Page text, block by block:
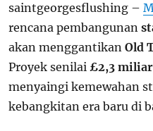
saintgeorgesflushing –
rencana pembangunan
akan menggantikan Old
Proyek senilai £2,3 miliar
menyaingi kemewahan
kebangkitan era baru di